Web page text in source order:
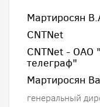
Мартиросян
CNTNet
CNTNet - ОАО
телеграф"
Мартиросян
генеральный